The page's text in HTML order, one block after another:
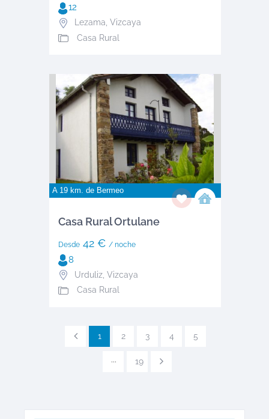
12
Lezama, Vizcaya
Casa Rural
A 19 km. de Bermeo
Casa Rural Ortulane
Desde42 € / noche
8
Urduliz, Vizcaya
Casa Rural
1 2 3 4 5
··· 19